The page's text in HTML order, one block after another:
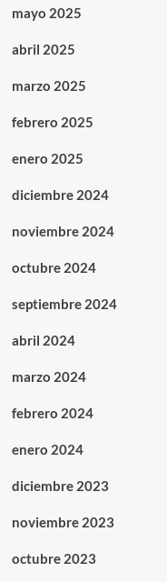
mayo 2025
abril 2025
marzo 2025
febrero 2025
enero 2025
diciembre 2024
noviembre 2024
octubre 2024
septiembre 2024
abril 2024
marzo 2024
febrero 2024
enero 2024
diciembre 2023
noviembre 2023
octubre 2023